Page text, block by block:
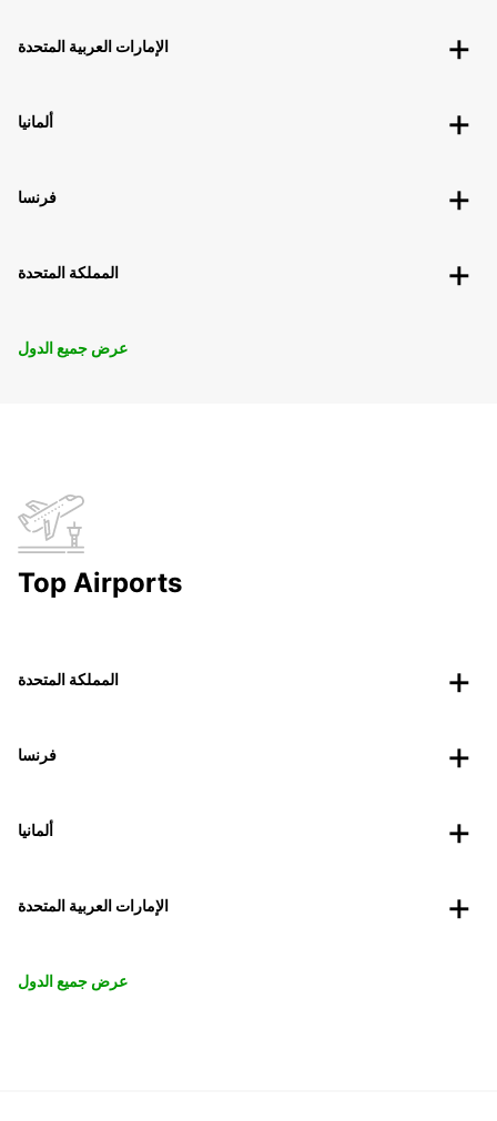
الإمارات العربية المتحدة
ألمانيا
فرنسا
المملكة المتحدة
عرض جميع الدول
Top Airports
المملكة المتحدة
فرنسا
ألمانيا
الإمارات العربية المتحدة
عرض جميع الدول